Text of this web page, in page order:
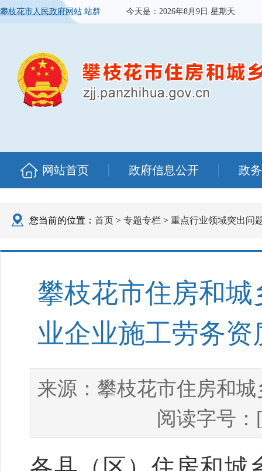
攀枝花市人民政府网站 站群 今天是： 2026年8月9日 星期天
网站首页 政府信息公开 政
您当前的位置： 首页 > 专题专栏 > 重点行业领域突出问
攀枝花市住房和城
业企业施工劳务
来源： 攀枝花市住房和
阅读字号